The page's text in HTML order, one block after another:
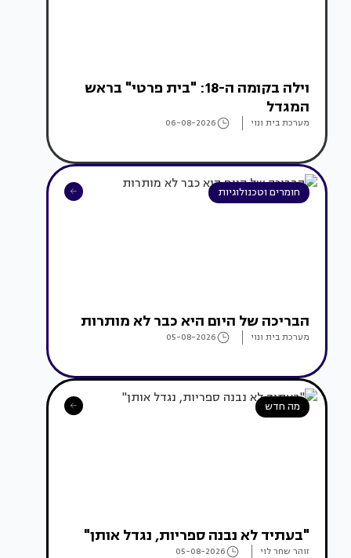
וילה בקומה ה-18: "בית פרטי" בראש
המגדל
מערכת בית ונוי 06-08-2026
חומרים וטכנולוגיות
הבריכה של היום היא כבר לא מותרות
מערכת בית ונוי 05-08-2026
מה חדש
"בעתיד לא נבנה ספריות, נגדל אותן"
זוהר שחר לוי 05-08-2026